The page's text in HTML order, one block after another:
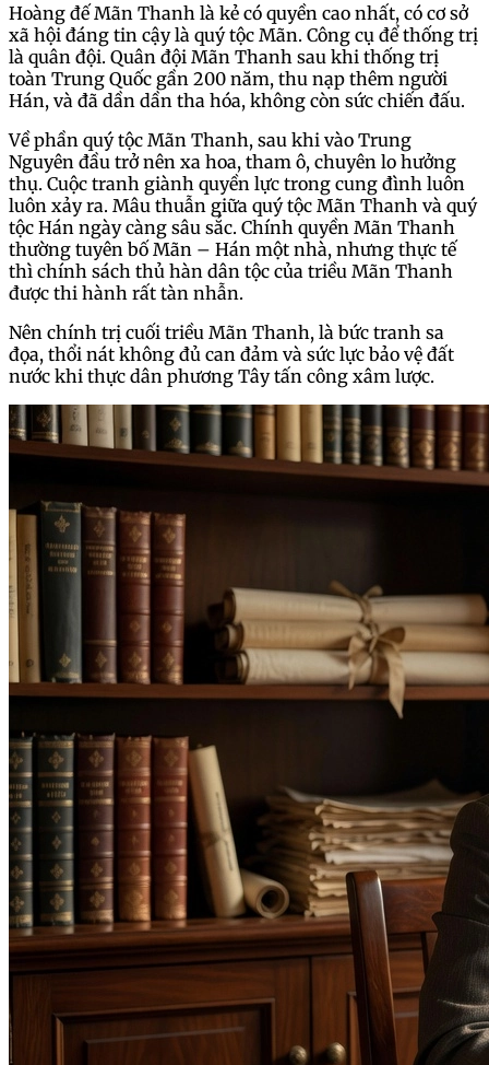
Hoàng đế Mãn Thanh là kẻ có quyền cao nhất, có cơ sở
xã hội đáng tin cậy là quý tộc Mãn. Công cụ để thống trị
là quân đội. Quân đội Mãn Thanh sau khi thống trị
toàn Trung Quốc gần 200 năm, thu nạp thêm người
Hán, và đã dần dần tha hóa, không còn sức chiến đấu.
Về phần quý tộc Mãn Thanh, sau khi vào Trung
Nguyên đầu trở nên xa hoa, tham ô, chuyên lo hưởng
thụ. Cuộc tranh giành quyền lực trong cung đình luôn
luôn xảy ra. Mâu thuẫn giữa quý tộc Mãn Thanh và quý
tộc Hán ngày càng sâu sắc. Chính quyền Mãn Thanh
thường tuyên bố Mãn – Hán một nhà, nhưng thực tế
thì chính sách thủ hàn dân tộc của triều Mãn Thanh
được thi hành rất tàn nhẫn.
Nên chính trị cuối triều Mãn Thanh, là bức tranh sa
đọa, thổi nát không đủ can đảm và sức lực bảo vệ đất
nước khi thực dân phương Tây tấn công xâm lược.